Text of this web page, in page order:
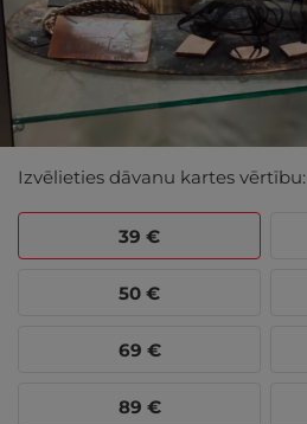
Izvēlieties dāvanu kartes vērtību:
39 €
50 €
69 €
89 €